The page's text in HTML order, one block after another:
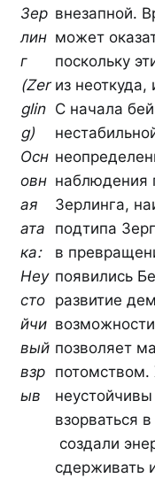
Зер
лин
г
(Zer
glin
g)
Осн
овн
ая
ата
ка:
Неу
сто
йчи
вый
взр
ыв
внезапной.
может
поскольку
из неоткуда,
С начала
наблюдения
Зерлинга,
подтипа
в
появились
развитие
позволяет
потомством.
взорваться
создали
сдерживать